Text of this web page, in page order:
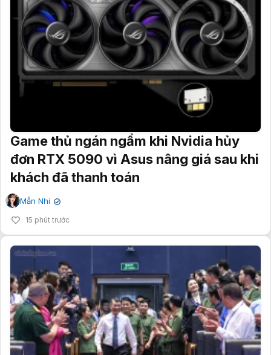
Game thủ ngán ngẩm khi Nvidia hủy
đơn RTX 5090 vì Asus nâng giá sau khi
khách đã thanh toán
Mẫn Nhi ✔
15 phút trước